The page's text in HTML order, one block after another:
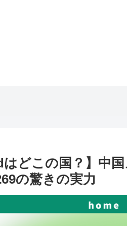
はどこの国？】中
の驚きの実力